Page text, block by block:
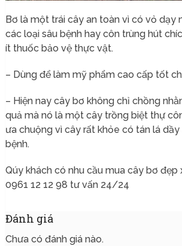
Bơ là một trái cây an toàn vì có vỏ dạy
các loại sâu bệnh hay côn trùng hút
ít thuốc bảo vệ thực vật.
– Dùng để làm mỹ phẩm cao cấp tốt
– Hiện nay cây bơ không chỉ chồng
quả mà nó là một cây trồng biệt thự
ưa chuộng vì cây rất khỏe có tán lá
bệnh.
Qúy khách có nhu cầu mua cây bơ đẹp
0961 12 12 98 tư vấn 24/24
Đánh giá
Chưa có đánh giá nào.